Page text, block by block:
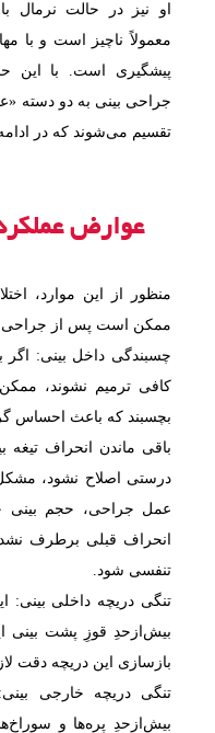
او نیز در حالت نرمال
معمولاً ناچیز است و با
پیشگیری است. با این
جراحی بینی به دو دسته
تقسیم می‌شوند که در
عوارض
منظور از این موارد،
ممکن است پس از جراحی
چسبندگی داخل بینی:
کافی ترمیم نشوند،
بچسبند که باعث احساس
باقی ماندن انحراف تیغه
درستی اصلاح نشود، مشکل
انحراف قبلی برطرف
تنفسی شود.
تنگی دریچه داخلی بینی:
بیش‌ازحدِ قوزِ پشت بینی
بازسازی این دریچه دقت
تنگی دریچه خارجی
بیش‌ازحدِ پره‌ها و